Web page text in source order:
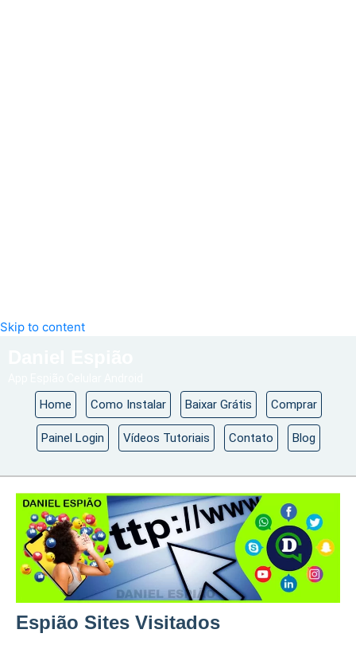
Skip to content
Home Como Instalar Baixar Grátis Comprar
Painel Login Vídeos Tutoriais Contato Blog
Espião Sites Visitados